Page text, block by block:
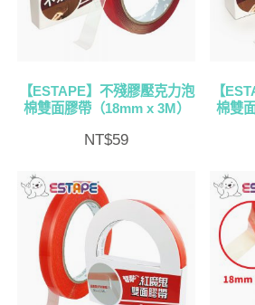
序
【ESTAPE】不殘膠壓克力泡
棉雙面膠帶（18mm x 3M）
NT$59
【
棉雙